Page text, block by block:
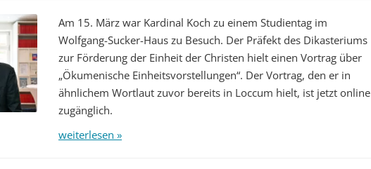
Am 15. März war Kardinal Koch zu einem Studientag im
Wolfgang-Sucker-Haus zu Besuch. Der Präfekt des Dikasteriums
zur Förderung der Einheit der Christen hielt einen Vortrag über
„Ökumenische Einheitsvorstellungen“. Der Vortrag, den er in
ähnlichem Wortlaut zuvor bereits in Loccum hielt, ist jetzt online
zugänglich.
weiterlesen »